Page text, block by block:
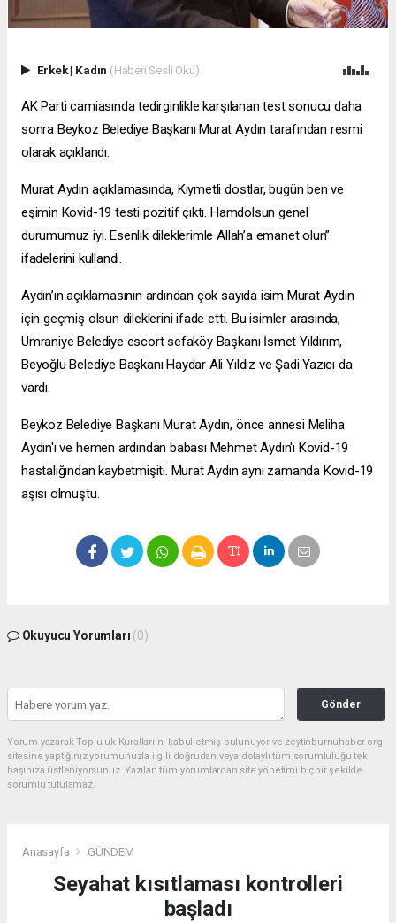
Erkek| Kadın (Haberi Sesli Oku)
AK Parti camiasında tedirginlikle karşılanan test sonucu daha
sonra Beykoz Belediye Başkanı Murat Aydın tarafından resmi
olarak açıklandı.
Murat Aydın açıklamasında, Kıymetli dostlar, bugün ben ve
eşimin Kovid-19 testi pozitif çıktı. Hamdolsun genel
durumumuz iyi. Esenlik dileklerimle Allah’a emanet olun”
ifadelerini kullandı.
Aydın’ın açıklamasının ardından çok sayıda isim Murat Aydın
için geçmiş olsun dileklerini ifade etti. Bu isimler arasında,
Ümraniye Belediye escort sefaköyBaşkanı İsmet Yıldırım,
Beyoğlu Belediye Başkanı Haydar Ali Yıldız ve Şadi Yazıcı da
vardı.
Beykoz Belediye Başkanı Murat Aydın, önce annesi Meliha
Aydın'ı ve hemen ardından babası Mehmet Aydın'ı Kovid-19
hastalığından kaybetmişiti. Murat Aydın aynı zamanda Kovid-19
aşısı olmuştu.
Okuyucu Yorumları (0)
Gönder
Yorum yazarak Topluluk Kuralları’nı kabul etmiş bulunuyor ve zeytinburnuhaber.org
sitesine yaptığınız yorumunuzla ilgili doğrudan veya dolaylı tüm sorumluluğu tek
başınıza üstleniyorsunuz. Yazılan tüm yorumlardan site yönetimi hiçbir şekilde
sorumlu tutulamaz.
Anasayfa GÜNDEM
Seyahat kısıtlaması kontrolleri
başladı